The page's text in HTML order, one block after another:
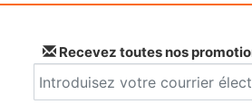
Recevez toutes nos